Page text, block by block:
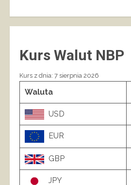
Kurs Walut NBP
Kurs z dnia: 7 sierpnia 2026
Waluta
USD
EUR
GBP
JPY